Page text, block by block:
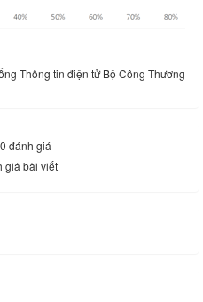
Thông tin điện tử Bộ Công Thương
đánh giá
giá bài viết